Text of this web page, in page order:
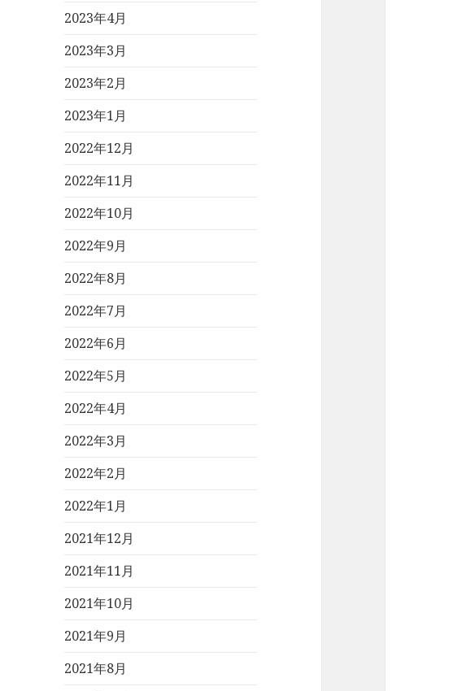
2023年4月
2023年3月
2023年2月
2023年1月
2022年12月
2022年11月
2022年10月
2022年9月
2022年8月
2022年7月
2022年6月
2022年5月
2022年4月
2022年3月
2022年2月
2022年1月
2021年12月
2021年11月
2021年10月
2021年9月
2021年8月